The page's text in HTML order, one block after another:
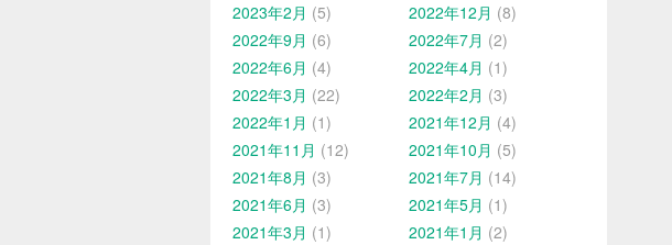
2023年2月 (5) 2022年12月 (8)
2022年9月 (6) 2022年7月 (2)
2022年6月 (4) 2022年4月 (1)
2022年3月 (22) 2022年2月 (3)
2022年1月 (1) 2021年12月 (4)
2021年11月 (12) 2021年10月 (5)
2021年8月 (3) 2021年7月 (14)
2021年6月 (3) 2021年5月 (1)
2021年3月 (1) 2021年1月 (2)